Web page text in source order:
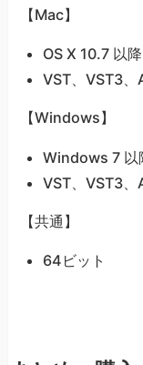
【Mac】
OS X 10.7 以
VST、VST3、
【Windows】
Windows 7 以
VST、VST3、
【共通】
64ビット